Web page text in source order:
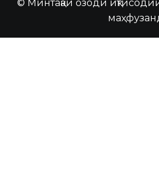
© Минтақаи озоди иқтисодии